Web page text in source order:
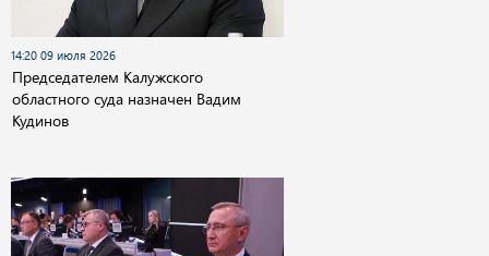
14:20 09 июля 2026
Председателем Калужского
областного суда назначен Вадим
Кудинов